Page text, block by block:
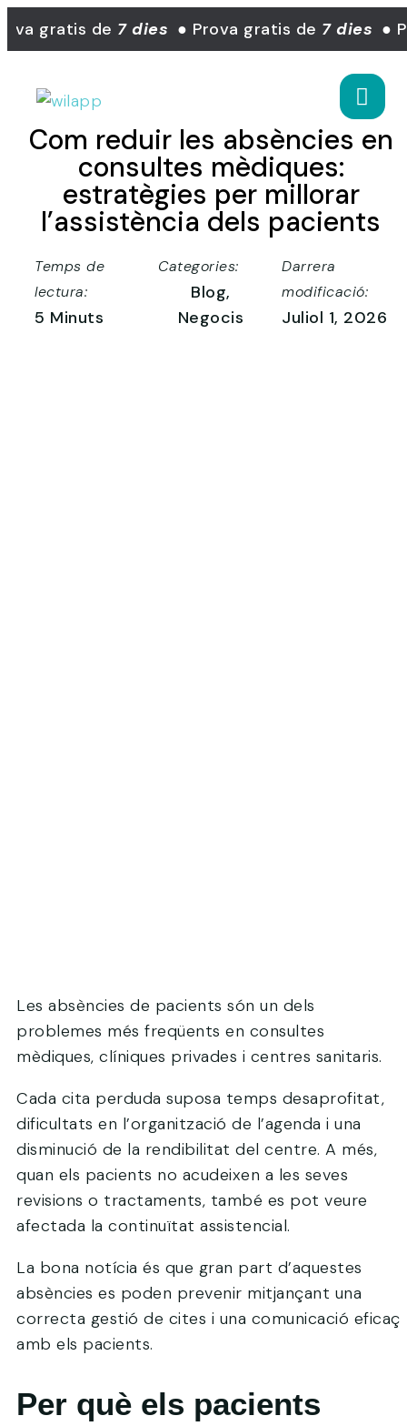
gratis de7 dies ● Prova gratis de7 dies ●
Com reduir les absències en
consultes mèdiques:
estratègies per millorar
l’assistència dels pacients
Temps de
lectura:
5 Minuts
Categories:
Blog,
Negocis
Darrera
modificació:
Juliol 1, 2026
Les absències de pacients són un dels
problemes més freqüents en consultes
mèdiques, clíniques privades i centres sanitaris.
Cada cita perduda suposa temps desaprofitat,
dificultats en l’organització de l’agenda i una
disminució de la rendibilitat del centre. A més,
quan els pacients no acudeixen a les seves
revisions o tractaments, també es pot veure
afectada la continuïtat assistencial.
La bona notícia és que gran part d’aquestes
absències es poden prevenir mitjançant una
correcta gestió de cites i una comunicació eficaç
amb els pacients.
Per què els pacients